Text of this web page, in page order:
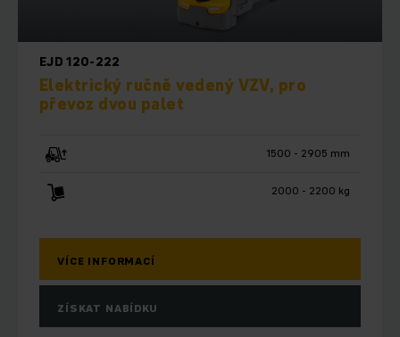
EJD 120-222
Elektrický ručně vedený VZV, pro
převoz dvou palet
1500 - 2905 mm
2000 - 2200 kg
VÍCE INFORMACÍ
ZÍSKAT NABÍDKU